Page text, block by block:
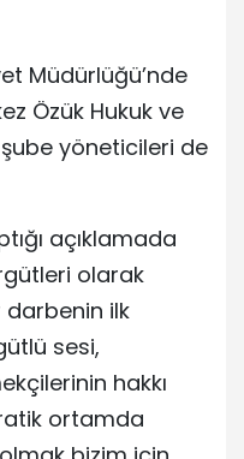
Müdürlüğü’nde
Özük Hukuk ve
şube yöneticileri de
açıklamada
olarak
ilk
sesi,
hakkı
ortamda